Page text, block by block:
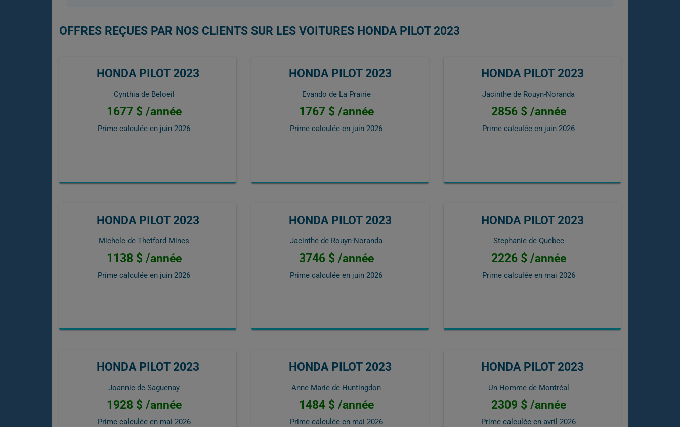
OFFRES REÇUES PAR NOS CLIENTS SUR LES VOITURES HONDA PILOT 2023
HONDA PILOT 2023
Cynthia de Beloeil
1677 $ /année
Prime calculée en juin 2026
HONDA PILOT 2023
Evando de La Prairie
1767 $ /année
Prime calculée en juin 2026
HONDA PILOT 2023
Jacinthe de Rouyn-Noranda
2856 $ /année
Prime calculée en juin 2026
HONDA PILOT 2023
Michele de Thetford Mines
1138 $ /année
Prime calculée en juin 2026
HONDA PILOT 2023
Jacinthe de Rouyn-Noranda
3746 $ /année
Prime calculée en juin 2026
HONDA PILOT 2023
Stephanie de Québec
2226 $ /année
Prime calculée en mai 2026
HONDA PILOT 2023
Joannie de Saguenay
1928 $ /année
Prime calculée en mai 2026
HONDA PILOT 2023
Anne Marie de Huntingdon
1484 $ /année
Prime calculée en mai 2026
HONDA PILOT 2023
Un Homme de Montréal
2309 $ /année
Prime calculée en avril 2026